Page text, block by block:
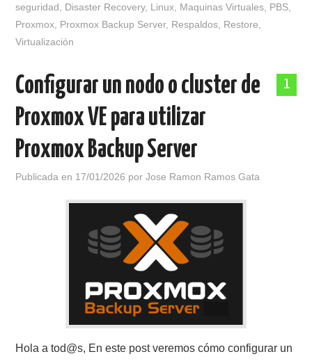
seguridad Disaster Recovery, Linux Maquinas Virtuales PBS
Proxmox Proxmox Backup Server, Respaldos Restore
Virtualización
1
Configurar un nodo o cluster de
Proxmox VE para utilizar
Proxmox Backup Server
Publicada en 17/01/2026 porJose Ramon Ramos Gata
Hola a tod@s, En este post veremos cómo configurar un